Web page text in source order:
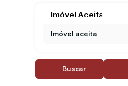
Imóvel Aceita
Imóvel aceita
Buscar